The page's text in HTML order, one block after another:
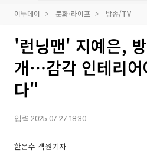
이투데이 문화·라이프 방송/TV
'런닝맨' 지예은,
개⋯감각 인테리
다"
입력 2025-07-27 18:30
한은수 객원기자